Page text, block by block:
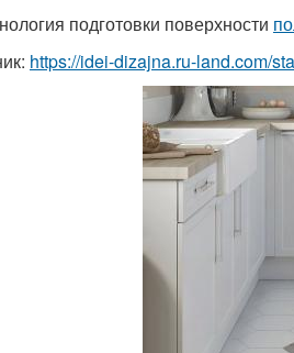
подготовки поверхности
https://idei-dizajna.ru-land.com/